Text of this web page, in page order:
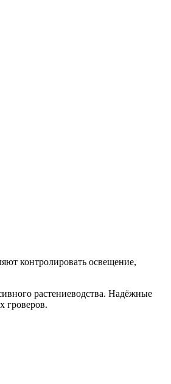
контролировать освещение,
растениеводства. Надёжные
гроверов.